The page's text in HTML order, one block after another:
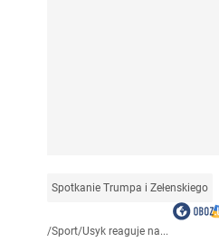
Spotkanie Trumpa i Zełenskiego
/Sport/Usyk reaguje na...